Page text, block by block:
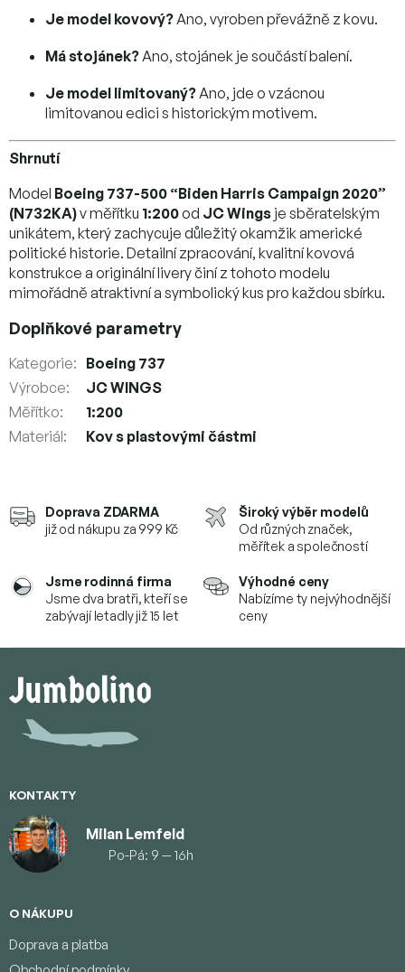
Doprava ZDARMA
již od nákupu za 999 Kč
Široký výběr modelů
Od různých značek,
měřítek a společností
Jsme rodinná firma
Jsme dva bratři, kteří se
zabývají letadly již 15 let
Výhodné ceny
Nabízíme ty nejvýhodnější
ceny
Je model kovový? Ano, vyroben převážně z kovu.
Má stojánek? Ano, stojánek je součástí balení.
Je model limitovaný? Ano, jde o vzácnou
limitovanou edici s historickým motivem.
Shrnutí
Model Boeing 737-500 “Biden Harris Campaign 2020”
(N732KA)v měřítku 1:200od JC Wings je sběratelským
unikátem, který zachycuje důležitý okamžik americké
politické historie. Detailní zpracování, kvalitní kovová
konstrukce a originální livery činí z tohoto modelu
mimořádně atraktivní a symbolický kus pro každou sbírku.
Doplňkové parametry
Kategorie: Boeing 737
Výrobce:
JC WINGS
Měřítko:
1:200
Materiál: Kov s plastovými částmi
p
KONTAKTY
Milan Lemfeld
Po-Pá: 9 — 16h
O NÁKUPU
Doprava a platba